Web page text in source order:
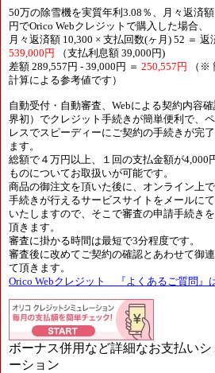
50万の除雪機を実質年利3.08％、月々返済
円でOrico Webクレジットで購入した場合、
月々返済額 10,300 × 支払回数(ヶ月) 52 ＝ 返
539,000円
（支払利息額 39,000円)
差額 289,557円 - 39,000円 ＝ 250,557円
（※
計算による参考値です）
自動受付・自動審査、Webによる契約内容
界初）でクレジット手続きが簡単便利で、
レスでスピーディーにご契約の手続きが完
ます。
総額で４万円以上、１回の支払金額が4,000
ものについてお取扱いが可能です。
商品の御注文を頂いた後に、オンライン上
手続きが行えるサービスサイトをメールに
いたしますので、そこで審査の申請手続き
頂きます。
審査に掛かる時間は最短で3分程度です。
審査後に改めてご契約の確認とあわせて御
て頂きます。
Orico Webクレジット 『よくあるご質問』
ボーナス併用など詳細なお支払いシ
ーション